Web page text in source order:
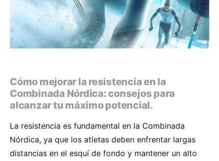
Cómo mejorar la resistencia en la
Combinada Nórdica: consejos para
alcanzar tu máximo potencial.
La resistencia es fundamental en la Combinada
Nórdica, ya que los atletas deben enfrentar largas
distancias en el esquí de fondo y mantener un alto